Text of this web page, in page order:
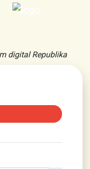
digital Republika